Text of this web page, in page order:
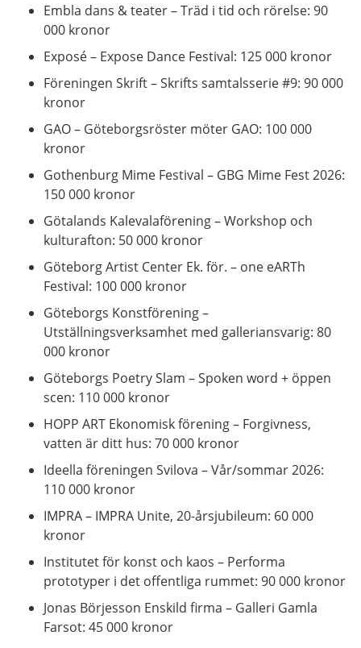
Embla dans & teater – Träd i tid och rörelse: 90
000 kronor
Exposé – Expose Dance Festival: 125 000 kronor
Föreningen Skrift – Skrifts samtalsserie #9: 90 000
kronor
GAO – Göteborgsröster möter GAO: 100 000
kronor
Gothenburg Mime Festival – GBG Mime Fest 2026:
150 000 kronor
Götalands Kalevalaförening – Workshop och
kulturafton: 50 000 kronor
Göteborg Artist Center Ek. för. – one eARTh
Festival: 100 000 kronor
Göteborgs Konstförening –
Utställningsverksamhet med galleriansvarig: 80
000 kronor
Göteborgs Poetry Slam – Spoken word + öppen
scen: 110 000 kronor
HOPP ART Ekonomisk förening – Forgivness,
vatten är ditt hus: 70 000 kronor
Ideella föreningen Svilova – Vår/sommar 2026:
110 000 kronor
IMPRA – IMPRA Unite, 20-årsjubileum: 60 000
kronor
Institutet för konst och kaos – Performa
prototyper i det offentliga rummet: 90 000 kronor
Jonas Börjesson Enskild firma – Galleri Gamla
Farsot: 45 000 kronor